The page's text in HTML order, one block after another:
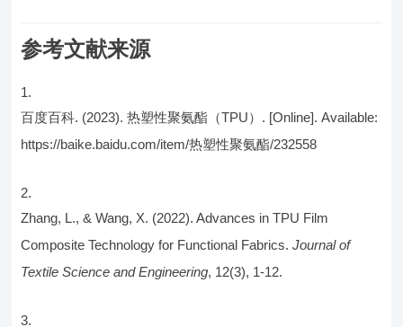
参考文献来源
百度百科. (2023). 热塑性聚氨酯（TPU）. [Online]. Available:
https://baike.baidu.com/item/热塑性聚氨酯/232558
Zhang, L., & Wang, X. (2022). Advances in TPU Film
Composite Technology for Functional Fabrics.Journal of
Textile Science and Engineering, 12(3), 1-12.